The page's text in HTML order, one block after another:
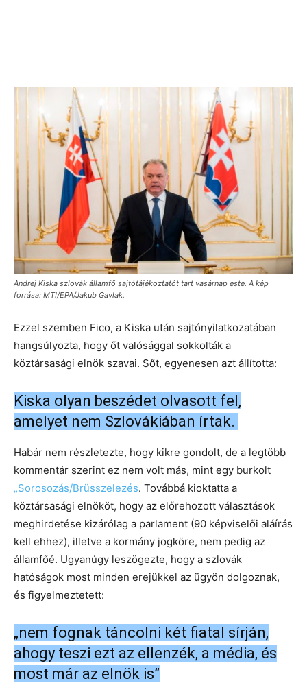
Andrej Kiska szlovák államfő sajtótájékoztatót tart vasárnap este. A kép
forrása: MTI/EPA/Jakub Gavlak.
Ezzel szemben Fico, a Kiska után sajtónyilatkozatában
hangsúlyozta, hogy őt valósággal sokkolták a
köztársasági elnök szavai. Sőt, egyenesen azt állította:
Kiska olyan beszédet olvasott fel,
amelyet nem Szlovákiában írtak.
Habár nem részletezte, hogy kikre gondolt, de a legtöbb
kommentár szerint ez nem volt más, mint egy burkolt
„Sorosozás/Brüsszelezés. Továbbá kioktatta a
köztársasági elnököt, hogy az előrehozott választások
meghirdetése kizárólag a parlament (90 képviselői aláírás
kell ehhez), illetve a kormány jogköre, nem pedig az
államfőé. Ugyanúgy leszögezte, hogy a szlovák
hatóságok most minden erejükkel az ügyön dolgoznak,
és figyelmeztetett:
„nem fognak táncolni két fiatal sírján,
ahogy teszi ezt az ellenzék, a média, és
most már az elnök is”